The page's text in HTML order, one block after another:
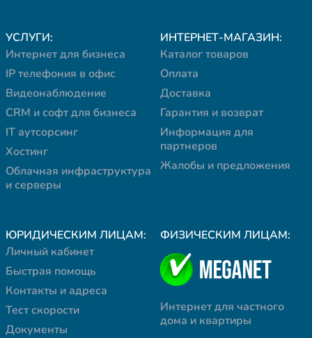
УСЛУГИ:
Интернет для бизнеса
IP телефония в офис
Видеонаблюдение
CRM и софт для бизнеса
IT аутсорсинг
Хостинг
Облачная инфраструктура
и серверы
ИНТЕРНЕТ-МАГАЗИН:
Каталог товаров
Оплата
Доставка
Гарантия и возврат
Информация для
партнеров
Жалобы и предложения
ЮРИДИЧЕСКИМ ЛИЦАМ:
Личный кабинет
Быстрая помощь
Контакты и адреса
Тест скорости
Документы
ФИЗИЧЕСКИМ ЛИЦАМ:
Интернет для частного
дома и квартиры